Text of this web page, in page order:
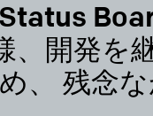
、開発を
、 残念